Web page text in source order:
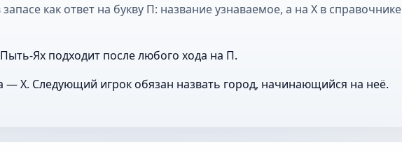
как ответ на букву П: название узнаваемое, а на Х в справочнике
Ях подходит после любого хода на П.
— Х. Следующий игрок обязан назвать город, начинающийся на неё.